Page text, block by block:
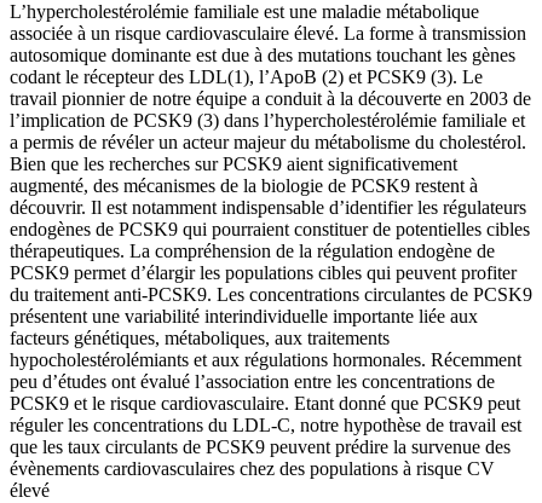
L’hypercholestérolémie familiale est une maladie métabolique
associée à un risque cardiovasculaire élevé. La forme à transmission
autosomique dominante est due à des mutations touchant les gènes
codant le récepteur des LDL(1), l’ApoB (2) et PCSK9 (3). Le
travail pionnier de notre équipe a conduit à la découverte en 2003 de
l’implication de PCSK9 (3) dans l’hypercholestérolémie familiale et
a permis de révéler un acteur majeur du métabolisme du cholestérol.
Bien que les recherches sur PCSK9 aient significativement
augmenté, des mécanismes de la biologie de PCSK9 restent à
découvrir. Il est notamment indispensable d’identifier les régulateurs
endogènes de PCSK9 qui pourraient constituer de potentielles cibles
thérapeutiques. La compréhension de la régulation endogène de
PCSK9 permet d’élargir les populations cibles qui peuvent profiter
du traitement anti-PCSK9. Les concentrations circulantes de PCSK9
présentent une variabilité interindividuelle importante liée aux
facteurs génétiques, métaboliques, aux traitements
hypocholestérolémiants et aux régulations hormonales. Récemment
peu d’études ont évalué l’association entre les concentrations de
PCSK9 et le risque cardiovasculaire. Etant donné que PCSK9 peut
réguler les concentrations du LDL-C, notre hypothèse de travail est
que les taux circulants de PCSK9 peuvent prédire la survenue des
évènements cardiovasculaires chez des populations à risque CV
élevé